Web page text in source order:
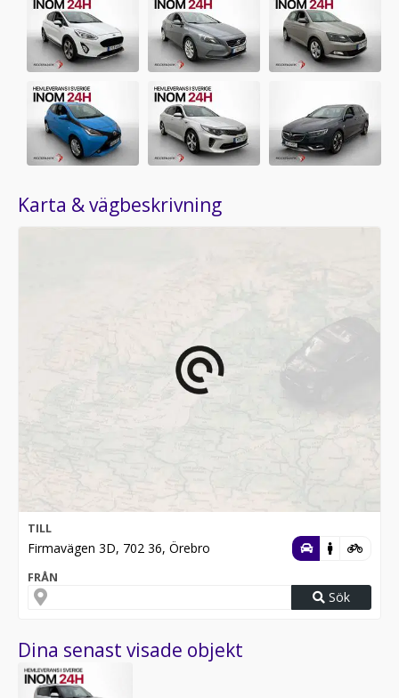
Karta & vägbeskrivning
TILL
Firmavägen 3D, 702 36, Örebro
FRÅN
Sök
Dina senast visade objekt